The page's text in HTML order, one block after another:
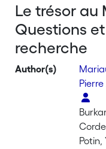
Le trésor au
Questions
recherche
Author(s)
Potin,